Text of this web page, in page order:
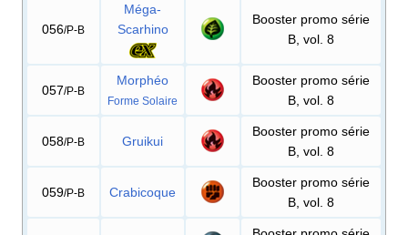
056/P-B
Méga-
Scarhino
Booster promo série
B, vol. 8
057/P-B
Morphéo
Forme Solaire
Booster promo série
B, vol. 8
058/P-B Gruikui
Booster promo série
B, vol. 8
059/P-B Crabicoque
Booster promo série
B, vol. 8